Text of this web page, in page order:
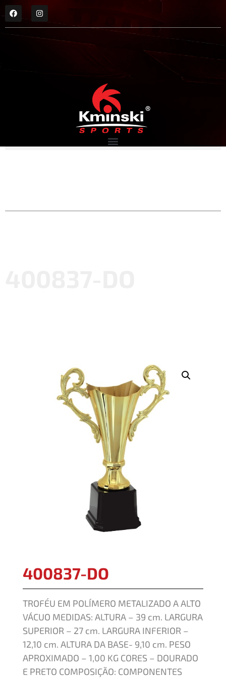
400837-DO
TROFÉU EM POLÍMERO METALIZADO A ALTO
VÁCUO MEDIDAS: ALTURA – 39 cm. LARGURA
SUPERIOR – 27 cm. LARGURA INFERIOR –
12,10 cm. ALTURA DA BASE- 9,10 cm. PESO
APROXIMADO – 1,00 KG CORES – DOURADO
E PRETO COMPOSIÇÃO: COMPONENTES